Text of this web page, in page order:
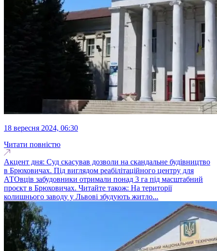
18 вересня 2024, 06:30
Читати повністю
Акцент дня: Суд скасував дозволи на скандальне будівництво
в Брюховичах. Під виглядом реабілітаційного центру для
АТОвців забудовники отримали понад 3 га під масштабний
проєкт в Брюховичах. Читайте також: На території
колишнього заводу у Львові збудують житло...